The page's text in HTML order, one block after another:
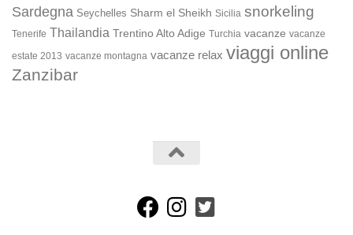
Sardegna Seychelles Sharm el Sheikh Sicilia snorkeling
Tenerife Thailandia Trentino Alto Adige Turchia vacanze vacanze
estate 2013 vacanze montagna vacanze relax viaggi online
Zanzibar